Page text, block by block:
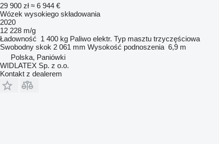
29 900 zł ≈ 6 944 €
Wózek wysokiego składowania
2020
12 228 m/g
Ładowność 1 400 kg Paliwo elektr. Typ masztu trzyczęściowa
Swobodny skok 2 061 mm Wysokość podnoszenia 6,9 m
Polska, Paniówki
WIDLATEX Sp. z o.o.
Kontakt z dealerem